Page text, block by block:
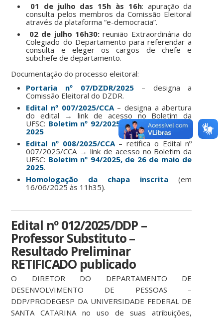
01 de julho das 15h às 16h: apuração da
consulta pelos membros da Comissão Eleitoral
através da plataforma “e-democracia”.
02 de julho 16h30:reunião Extraordinária do
Colegiado do Departamento para referendar a
consulta e eleger os cargos de chefe e
subchefe de departamento.
Documentação do processo eleitoral:
Portaria nº 07/DZDR/2025– designa a
Comissão Eleitoral do DZDR.
Edital nº 007/2025/CCA– designa a abertura
do edital → link de acesso no Boletim da
UFSC: Boletim nº 92/2025, de 22 de maio de
2025
Edital nº 008/2025/CCA– retifica o Edital nº
007/2025/CCA → link de acesso no Boletim da
UFSC: Boletim nº 94/2025, de 26 de maio de
2025.
Homologação da chapa inscrita (em
16/06/2025 às 11h35).
Edital nº 012/2025/DDP –
Professor Substituto –
Resultado Preliminar
RETIFICADO publicado
O DIRETOR DO DEPARTAMENTO DE
DESENVOLVIMENTO DE PESSOAS –
DDP/PRODEGESP DA UNIVERSIDADE FEDERAL DE
SANTA CATARINA no uso de suas atribuições,